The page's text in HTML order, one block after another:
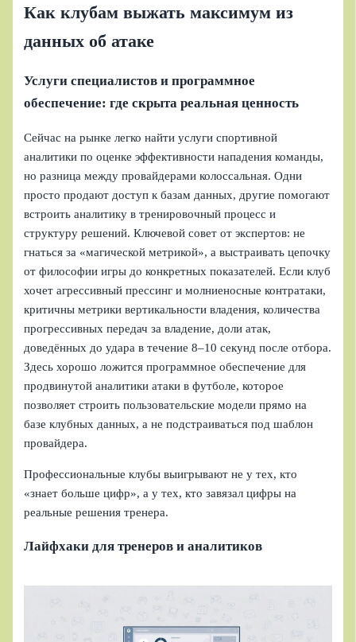
Как клубам выжать максимум из
данных об атаке
Услуги специалистов и программное
обеспечение: где скрыта реальная ценность
Сейчас на рынке легко найти услуги спортивной
аналитики по оценке эффективности нападения команды,
но разница между провайдерами колоссальная. Одни
просто продают доступ к базам данных, другие помогают
встроить аналитику в тренировочный процесс и
структуру решений. Ключевой совет от экспертов: не
гнаться за «магической метрикой», а выстраивать цепочку
от философии игры до конкретных показателей. Если клуб
хочет агрессивный прессинг и молниеносные контратаки,
критичны метрики вертикальности владения, количества
прогрессивных передач за владение, доли атак,
доведённых до удара в течение 8–10 секунд после отбора.
Здесь хорошо ложится программное обеспечение для
продвинутой аналитики атаки в футболе, которое
позволяет строить пользовательские модели прямо на
базе клубных данных, а не подстраиваться под шаблон
провайдера.
Профессиональные клубы выигрывают не у тех, кто
«знает больше цифр», а у тех, кто завязал цифры на
реальные решения тренера.
Лайфхаки для тренеров и аналитиков